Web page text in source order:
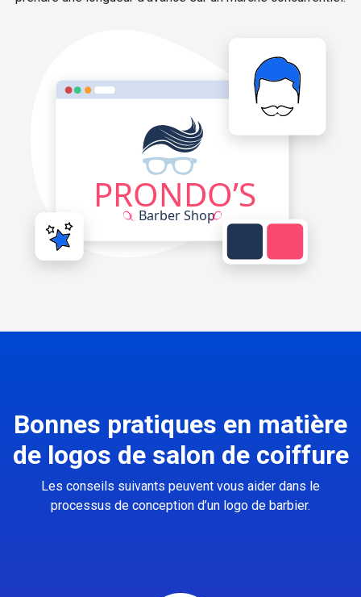
Bonnes pratiques en matière
de logos de salon de coiffure
Les conseils suivants peuvent vous aider dans le
processus de conception d’un logo de barbier.